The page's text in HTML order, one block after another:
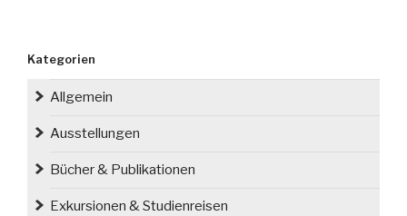
Nieswojość
heute
im
Kategorien
Allgemein
Ausstellungen
Bücher & Publikationen
Exkursionen & Studienreisen